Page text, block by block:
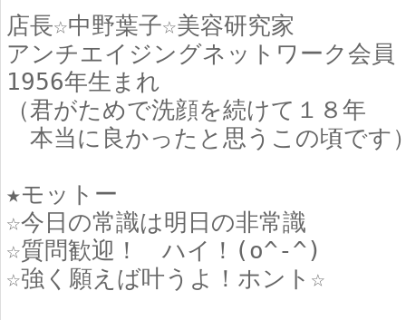
店長☆中野葉子☆美容研究家
アンチエイジングネットワーク会員
1956年生まれ
（君がためで洗顔を続けて１８年
本当に良かったと思うこの頃です
★モットー
☆今日の常識は明日の非常識
☆質問歓迎！ ハイ！(o^-^)ゞ
☆強く願えば叶うよ！ホント☆